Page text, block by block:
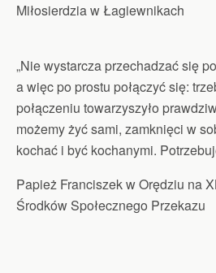
Miłosierdzia w Łagiewnikach
„Nie wystarcza przechadzać się
a więc po prostu połączyć się:
połączeniu towarzyszyło
możemy żyć sami, zamknięci w
kochać i być kochanymi.
Papież Franciszek w Orędziu na
Środków Społecznego Przekazu